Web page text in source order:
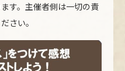
す。主催者側は一切の責
さい。